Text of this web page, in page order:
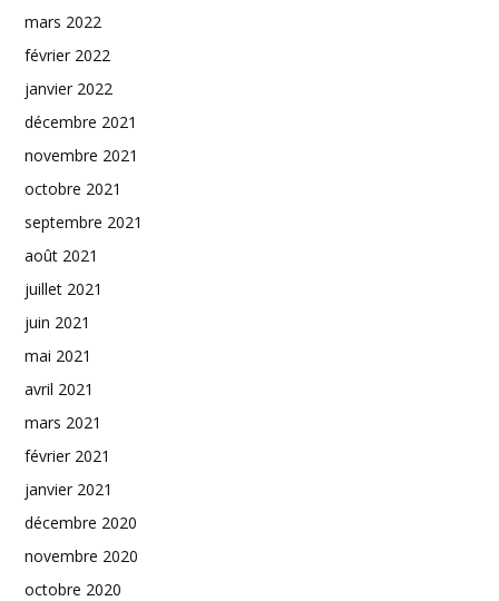
mars 2022
février 2022
janvier 2022
décembre 2021
novembre 2021
octobre 2021
septembre 2021
août 2021
juillet 2021
juin 2021
mai 2021
avril 2021
mars 2021
février 2021
janvier 2021
décembre 2020
novembre 2020
octobre 2020